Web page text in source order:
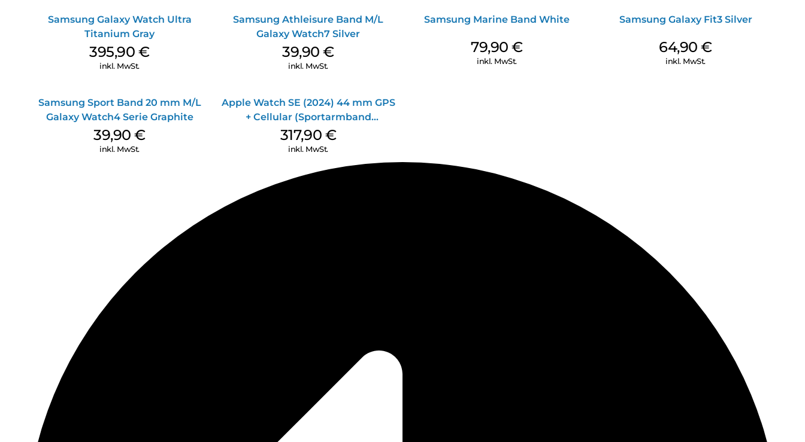
Samsung Galaxy Watch Ultra
Titanium Gray
395,90€
inkl. MwSt.
Samsung Athleisure Band M/L
Galaxy Watch7 Silver
39,90€
inkl. MwSt.
Samsung Marine Band White
79,90€
inkl. MwSt.
Samsung Galaxy Fit3 Silver
64,90€
inkl. MwSt.
Samsung Sport Band 20 mm M/L
Galaxy Watch4 Serie Graphite
39,90€
inkl. MwSt.
Apple Watch SE (2024) 44 mm GPS
+ Cellular (Sportarmband
Mitternacht M/L) Mitternacht
317,90 €
inkl. MwSt.